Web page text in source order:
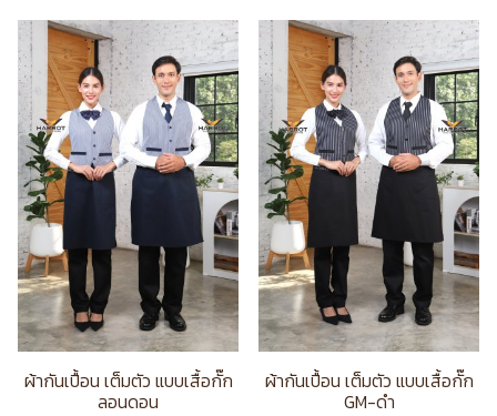
ผ้ากันเปื้อน เต็มตัว แบบเสื้อกั๊ก
ลอนดอน
ผ้ากันเปื้อน เต็มตัว แบบเสื้อกั๊ก
GM-ดำ